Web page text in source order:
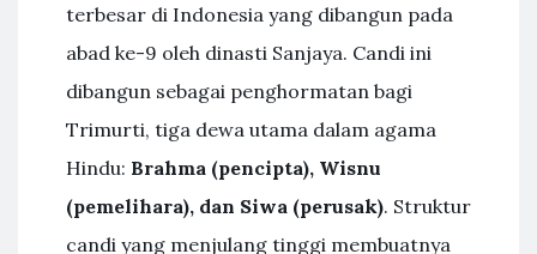
terbesar di Indonesia yang dibangun pada
abad ke-9 oleh dinasti Sanjaya. Candi ini
dibangun sebagai penghormatan bagi
Trimurti, tiga dewa utama dalam agama
Hindu: Brahma (pencipta), Wisnu
(pemelihara), dan Siwa (perusak). Struktur
candi yang menjulang tinggi membuatnya